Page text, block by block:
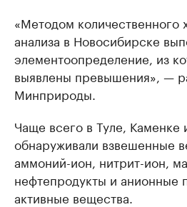
«Методом количественного
анализа в Новосибирске
элементоопределение, из
выявлены превышения», —
Минприроды.
Чаще всего в Туле, Каменке
обнаруживали взвешенные
аммоний-ион, нитрит-ион,
нефтепродукты и анионные
активные вещества.